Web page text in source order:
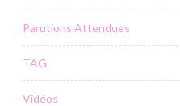
Parutions Attendues
TAG
Vidéos